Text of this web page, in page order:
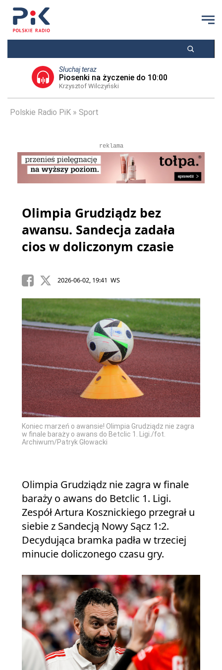
Słuchaj teraz
Piosenki na życzenie do 10:00
Krzysztof Wilczyński
Polskie Radio PiK Sport
reklama
Olimpia Grudziądz bez
awansu. Sandecja zadała
cios w doliczonym czasie
2026-06-02, 19:41 WS
Koniec marzeń o awansie! Olimpia Grudziądz nie zagra
w finale baraży o awans do Betclic 1. Ligi./fot.
Archiwum/Patryk Głowacki
Olimpia Grudziądz nie zagra w finale
baraży o awans do Betclic 1. Ligi.
Zespół Artura Kosznickiego przegrał u
siebie z Sandecją Nowy Sącz 1:2.
Decydująca bramka padła w trzeciej
minucie doliczonego czasu gry.